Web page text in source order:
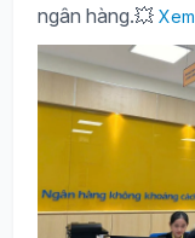
ngân hàng.💥